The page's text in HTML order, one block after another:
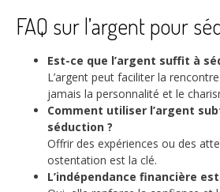
FAQ sur l’argent pour
Est-ce que l’argent suffit à
L’argent peut faciliter la
jamais la personnalité et le
Comment utiliser l’argent
séduction ?
Offrir des expériences ou des
ostentation est la clé.
L’indépendance financière